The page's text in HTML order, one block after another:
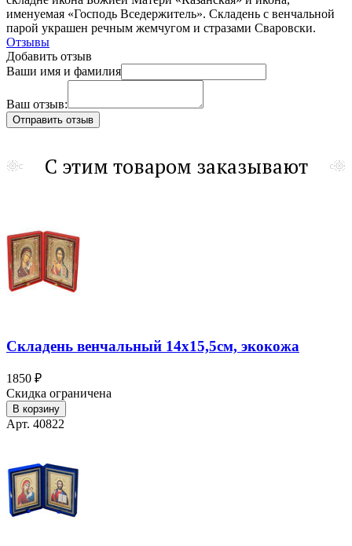
именуемая «Господь Вседержитель». Складень с венчальной
парой украшен речным жемчугом и стразами Сваровски.
Отзывы
Добавить отзыв
Ваши имя и фамилия
Ваш отзыв:
С этим товаром заказывают
Складень венчальный 14х15,5см, экокожа
1850 ₽
Скидка ограничена
В корзину
Арт. 40822